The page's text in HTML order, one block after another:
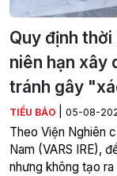
Quy định
niên hạn xây
tránh gây
TIỂU BẢO 05-08-
Theo Viện Nghiên
Nam (VARS IRE),
nhưng không tạo